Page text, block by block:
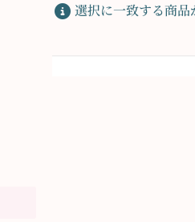
選択に一致する商品